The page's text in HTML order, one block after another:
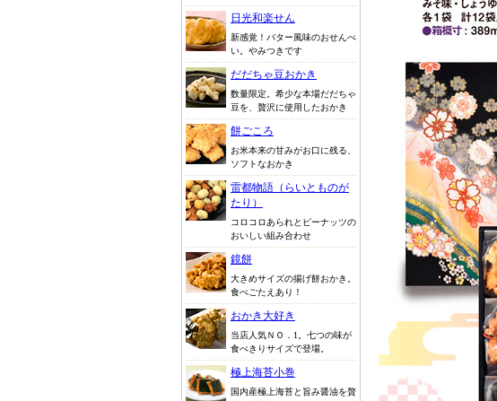
日光和楽せん
新感覚！バター風味のおせんべ
い。やみつきです
だだちゃ豆おかき
数量限定。希少な本場だだちゃ
豆を、贅沢に使用したおかき
餅ごころ
お米本来の甘みがお口に残る、
ソフトなおかき
雷都物語（らいとものが
たり）
コロコロあられとピーナッツの
おいしい組み合わせ
鏡餅
大きめサイズの揚げ餅おかき。
食べごたえあり！
おかき大好き
当店人気ＮＯ．1。七つの味が
食べきりサイズで登場。
極上海苔小巻
国内産極上海苔と旨み醤油を贅